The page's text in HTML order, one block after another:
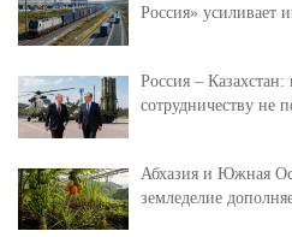
Россия» усиливает
Россия –
сотрудничеству не
Абхазия и Южная
земледелие